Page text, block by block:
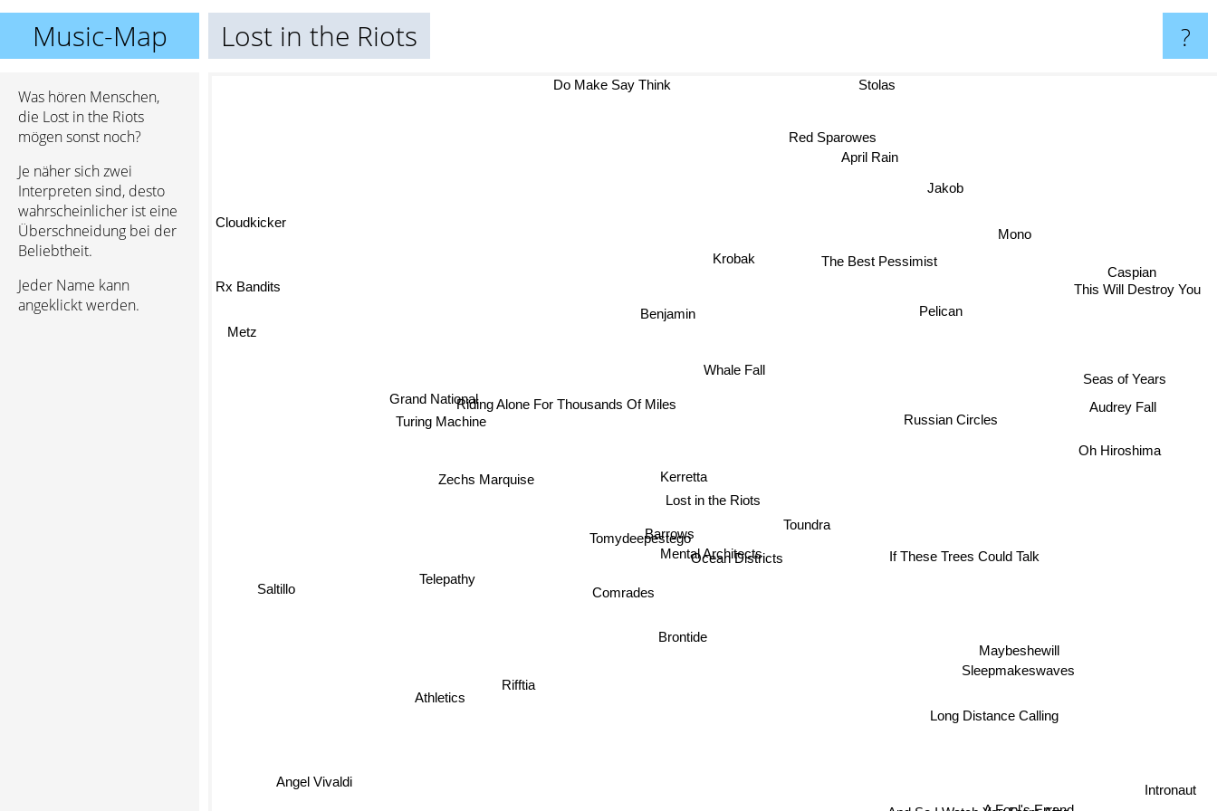
Music-Map Lost in the Riots ?
Was hören Menschen,
die Lost in the Riots
mögen sonst noch?
Je näher sich zwei
Interpreten sind, desto
wahrscheinlicher ist eine
Überschneidung bei der
Beliebtheit.
Jeder Name kann
angeklickt werden.
Lost in the Riots
Mental Architects
Tomydeepestego
Kerretta
Ocean Districts
Barrows Toundra
Comrades
Brontide
Whale Fall
Zechs Marquise
Telepathy
Grand National
Sleepmakeswaves
Krobak
Athletics
If These Trees Could Talk
Benjamin
The Best Pessimist
Russian Circles
Saltillo
Maybeshewill
Angel Vivaldi
Pelican
Mono
Audrey Fall
Seas of Years
Red Sparowes
April Rain
Long Distance Calling
A Fool's Errand
This Will Destroy You
Stolas
Rx Bandits
Do Make Say Think
Oh Hiroshima
Caspian
Jakob
Cloudkicker